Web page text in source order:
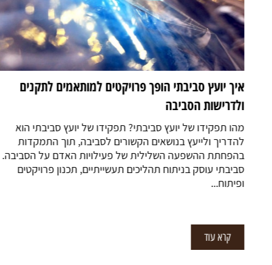
איך יועץ סביבתי הופך פרויקטים למותאמים לתקנים
ולדרישות הסביבה
מהו תפקידו של יועץ סביבתי? תפקידו של יועץ סביבתי הוא
להדריך ולייעץ בנושאים הקשורים לסביבה, תוך התמקדות
בהפחתת ההשפעה השלילית של פעילויות האדם על הסביבה. יועץ
סביבתי עוסק בניתוח תהליכים תעשייתיים, תכנון פרויקטים
ופיתוח...
קרא עוד